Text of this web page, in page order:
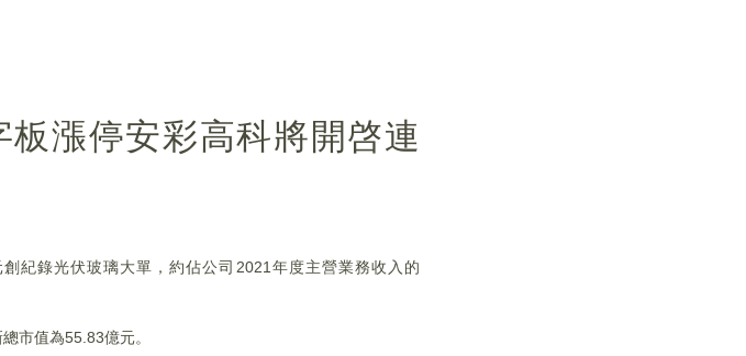
板漲停安彩高科將開啓連
紀錄光伏玻璃大單，約佔公司2021年度主營業務收入的
市值為55.83億元。